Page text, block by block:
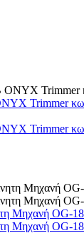
Trimmer
Trimmer
Μηχανή OG-
Μηχανή OG-